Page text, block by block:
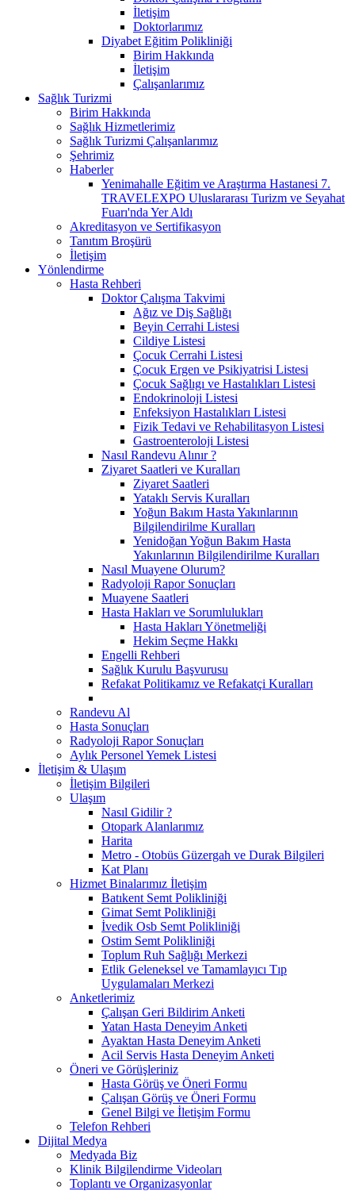
İletişim
Doktorlarımız
Diyabet Eğitim Polikliniği
Birim Hakkında
İletişim
Çalışanlarımız
Sağlık Turizmi
Birim Hakkında
Sağlık Hizmetlerimiz
Sağlık Turizmi Çalışanlarımız
Şehrimiz
Haberler
Yenimahalle Eğitim ve Araştırma Hastanesi 7.
TRAVELEXPO Uluslararası Turizm ve Seyahat
Fuarı'nda Yer Aldı
Akreditasyon ve Sertifikasyon
Tanıtım Broşürü
İletişim
Yönlendirme
Hasta Rehberi
Doktor Çalışma Takvimi
Ağız ve Diş Sağlığı
Beyin Cerrahi Listesi
Cildiye Listesi
Çocuk Cerrahi Listesi
Çocuk Ergen ve Psikiyatrisi Listesi
Çocuk Sağlıgı ve Hastalıkları Listesi
Endokrinoloji Listesi
Enfeksiyon Hastalıkları Listesi
Fizik Tedavi ve Rehabilitasyon Listesi
Gastroenteroloji Listesi
Nasıl Randevu Alınır ?
Ziyaret Saatleri ve Kuralları
Ziyaret Saatleri
Yataklı Servis Kuralları
Yoğun Bakım Hasta Yakınlarının
Bilgilendirilme Kuralları
Yenidoğan Yoğun Bakım Hasta
Yakınlarının Bilgilendirilme Kuralları
Nasıl Muayene Olurum?
Radyoloji Rapor Sonuçları
Muayene Saatleri
Hasta Hakları ve Sorumlulukları
Hasta Hakları Yönetmeliği
Hekim Seçme Hakkı
Engelli Rehberi
Sağlık Kurulu Başvurusu
Refakat Politikamız ve Refakatçi Kuralları
Randevu Al
Hasta Sonuçları
Radyoloji Rapor Sonuçları
Aylık Personel Yemek Listesi
İletişim & Ulaşım
İletişim Bilgileri
Ulaşım
Nasıl Gidilir ?
Otopark Alanlarımız
Harita
Metro - Otobüs Güzergah ve Durak Bilgileri
Kat Planı
Hizmet Binalarımız İletişim
Batıkent Semt Polikliniği
Gimat Semt Polikliniği
İvedik Osb Semt Polikliniği
Ostim Semt Polikliniği
Toplum Ruh Sağlığı Merkezi
Etlik Geleneksel ve Tamamlayıcı Tıp
Uygulamaları Merkezi
Anketlerimiz
Çalışan Geri Bildirim Anketi
Yatan Hasta Deneyim Anketi
Ayaktan Hasta Deneyim Anketi
Acil Servis Hasta Deneyim Anketi
Öneri ve Görüşleriniz
Hasta Görüş ve Öneri Formu
Çalışan Görüş ve Öneri Formu
Genel Bilgi ve İletişim Formu
Telefon Rehberi
Dijital Medya
Medyada Biz
Klinik Bilgilendirme Videoları
Toplantı ve Organizasyonlar